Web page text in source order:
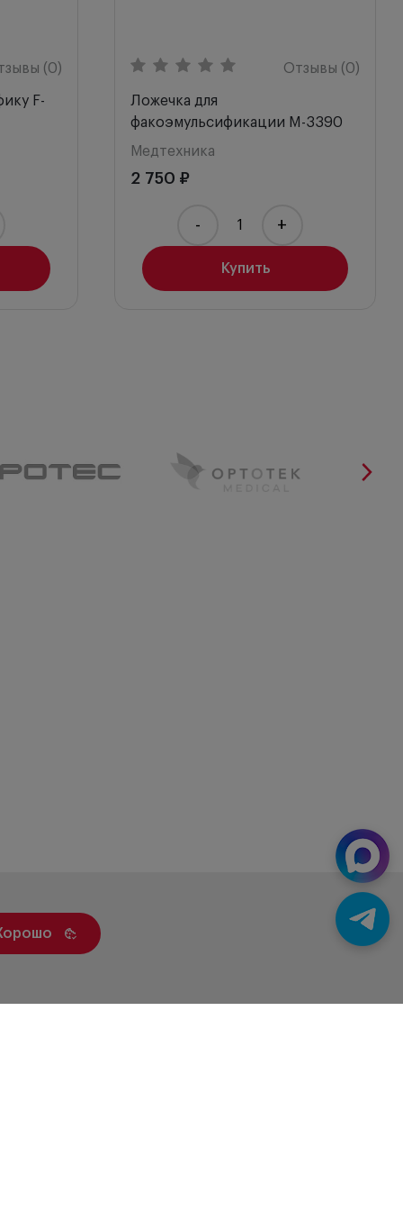
(0)
F-
Отзывы (0)
Ложечка для
факоэмульсификации M-3390
Медтехника
2 750 ₽
Купить
- +